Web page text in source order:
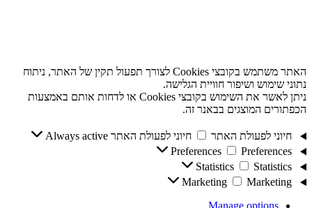
האתר משתמש בקובצי Cookies לצורך תפעול תקין של האתר, ניתוח
נתוני שימוש ושיפור חוויית הגלישה.
ניתן לאשר את השימוש בקובצי Cookies או לדחות אותם באמצעות
הכפתורים המוצגים בבאנר זה.
חיוני לפעולת האתר חיוני לפעולת האתר Always active
Preferences
Preferences
Statistics
Statistics
Marketing
Marketing